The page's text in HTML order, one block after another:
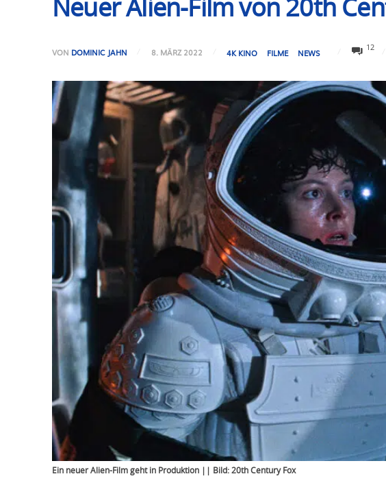
Neuer Alien-Film von 20th
VON DOMINIC JAHN 8. MÄRZ 2022 4K KINO FILME NEWS
12
Ein neuer Alien-Film geht in Produktion || Bild: 20th Century Fox